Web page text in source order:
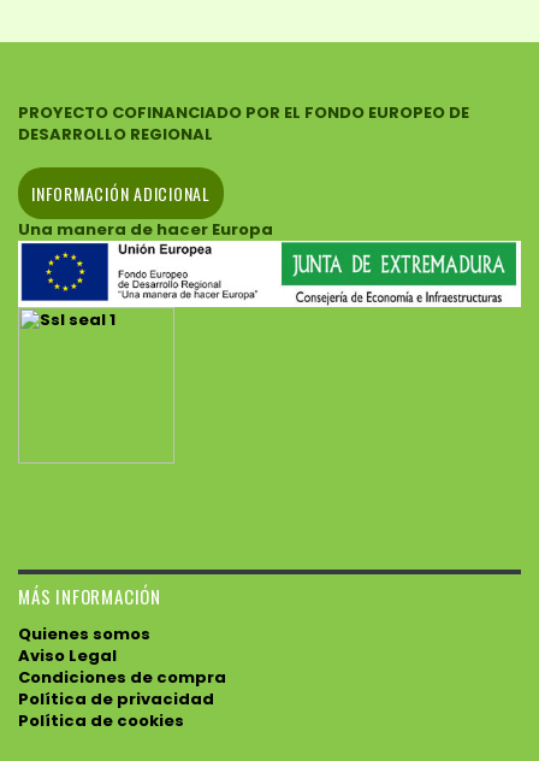
PROYECTO COFINANCIADO POR EL FONDO EUROPEO DE
DESARROLLO REGIONAL
INFORMACIÓN ADICIONAL
Una manera de hacer Europa
MÁS INFORMACIÓN
Quienes somos
Aviso Legal
Condiciones de compra
Política de privacidad
Política de cookies